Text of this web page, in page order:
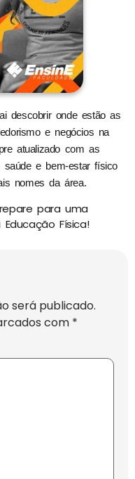
descobrir onde estão as
e negócios na
atualizado com as
saúde e bem-estar físico
nomes da área.
para uma
Física!
será publicado.
com *